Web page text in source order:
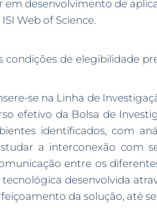
desenvolvimento de
Web of Science.
condições de elegibilidade
se na Linha de
efetivo da Bolsa de
identificados, com
a interconexão com
entre os
desenvolvida
da solução, até